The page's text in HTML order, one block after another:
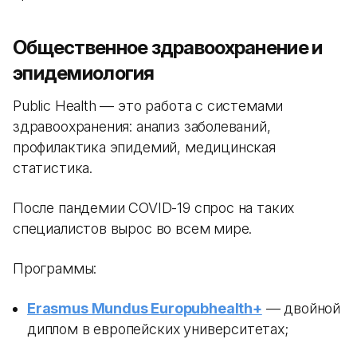
Общественное здравоохранение и
эпидемиология
Public Health — это работа с системами
здравоохранения: анализ заболеваний,
профилактика эпидемий, медицинская
статистика.
После пандемии COVID-19 спрос на таких
специалистов вырос во всем мире.
Программы:
Erasmus Mundus Europubhealth+ — двойной
диплом в европейских университетах;